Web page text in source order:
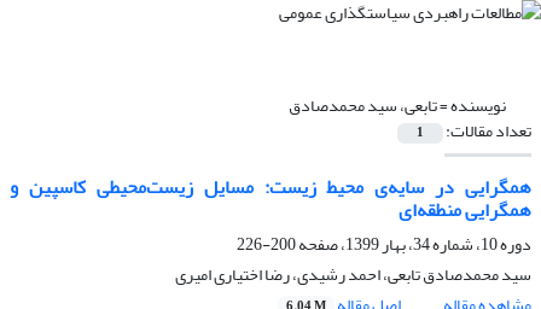
نویسنده =تابعی، سید محمدصادق
تعداد مقالات: 1
همگرایی در سایه‌ی محیط زیست: مسایل زیست‌محیطی کاسپین و
همگرایی منطقه‌ای
دوره 10، شماره 34، بهار 1399، صفحه
200-226
سید محمدصادق تابعی، احمد رشیدی، رضا اختیاری امیری